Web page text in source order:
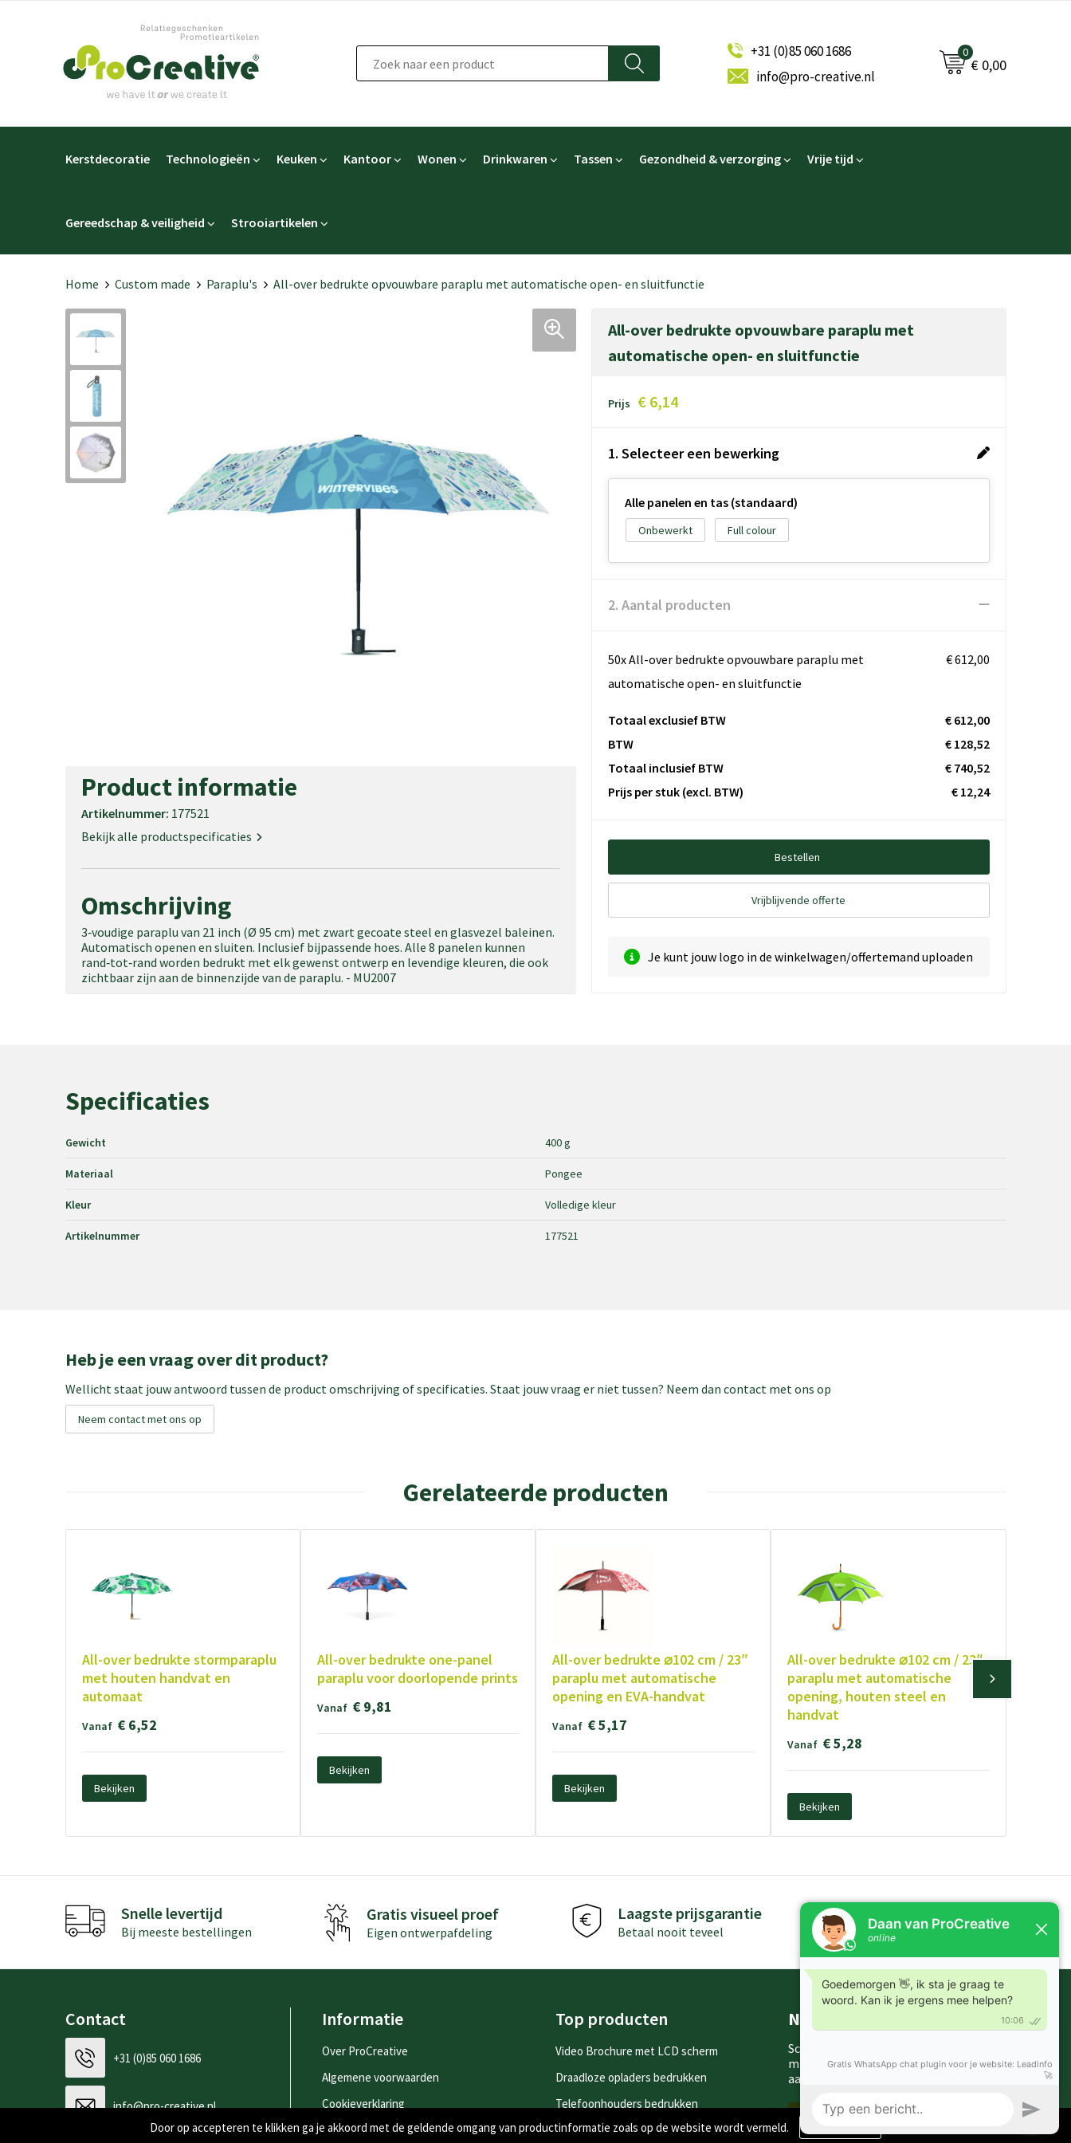
+31 (0)85 060 1686
info@pro-creative.nl
0
€ 0,00
Kerstdecoratie Technologieën Keuken Kantoor Wonen Drinkwaren Tassen Gezondheid & verzorging Vrije tijd
Gereedschap & veiligheid Strooiartikelen
Home Custom made Paraplu's All-over bedrukte opvouwbare paraplu met automatische open- en sluitfunctie
Product informatie
Artikelnummer: 177521
Bekijk alle productspecificaties
Omschrijving
3‑voudige paraplu van 21 inch (Ø 95 cm) met zwart gecoate steel en glasvezel baleinen.
Automatisch openen en sluiten. Inclusief bijpassende hoes. Alle 8 panelen kunnen
rand‑tot‑rand worden bedrukt met elk gewenst ontwerp en levendige kleuren, die ook
zichtbaar zijn aan de binnenzijde van de paraplu. - MU2007
All-over bedrukte opvouwbare paraplu met
automatische open- en sluitfunctie
Prijs € 6,14
1. Selecteer een bewerking
Alle panelen en tas (standaard)
Onbewerkt Full colour
2. Aantal producten
50x All-over bedrukte opvouwbare paraplu met
automatische open- en sluitfunctie
€ 612,00
Totaal exclusief BTW
€ 612,00
BTW
€ 128,52
Totaal inclusief BTW
€ 740,52
Prijs per stuk (excl. BTW) € 12,24
Bestellen
Vrijblijvende offerte
Je kunt jouw logo in de winkelwagen/offertemand uploaden
Specificaties
Gewicht 400 g
Materiaal Pongee
Kleur Volledige kleur
Artikelnummer 177521
Heb je een vraag over dit product?
Wellicht staat jouw antwoord tussen de product omschrijving of specificaties. Staat jouw vraag er niet tussen? Neem dan contact met ons op
Neem contact met ons op
Gerelateerde producten
All-over bedrukte stormparaplu
met houten handvat en
automaat
Vanaf € 6,52
Bekijken
All-over bedrukte one-panel
paraplu voor doorlopende prints
Vanaf € 9,81
Bekijken
All-over bedrukte ⌀102 cm / 23″
paraplu met automatische
opening en EVA-handvat
Vanaf € 5,17
Bekijken
All-over bedrukte ⌀102 cm / 23″
paraplu met automatische
opening, houten steel en
handvat
Vanaf € 5,28
Bekijken
Snelle levertijd
Bij meeste bestellingen
Gratis visueel proef
Eigen ontwerpafdeling
Laagste prijsgarantie
Betaal nooit teveel Kennis in producten
Contact
+31 (0)85 060 1686
info@pro-creative.nl
Informatie
Over ProCreative
Algemene voorwaarden
Cookieverklaring
Privacyverklaring
Top producten
Video Brochure met LCD scherm
Draadloze opladers bedrukken
Telefoonhouders bedrukken
Drinkflessen bedrukken
Nieuwsbrieven
Schrijf je in voor onze nieuwsbrief en
mis nooit meer één van onze leuke
aanbiedingen of updates.
Inschrijven
Door op accepteren te klikken ga je akkoord met de geldende omgang van productinformatie zoals op de website wordt vermeld.